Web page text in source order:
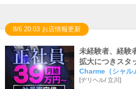
8/6 20:03 お店情報更新
未経験者、経験
拡大につきスタ
Charme（シャル
[デリヘル/ 立川]